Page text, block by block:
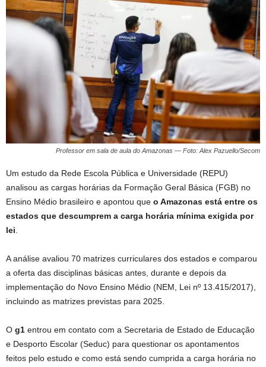
Professor em sala de aula do Amazonas — Foto: Alex Pazuello/Secom
Um estudo da Rede Escola Pública e Universidade (REPU)
analisou as cargas horárias da Formação Geral Básica (FGB) no
Ensino Médio brasileiro e apontou que o Amazonas está entre os
estados que descumprem a carga horária mínima exigida por
lei.
A análise avaliou 70 matrizes curriculares dos estados e comparou
a oferta das disciplinas básicas antes, durante e depois da
implementação do Novo Ensino Médio (NEM, Lei nº 13.415/2017),
incluindo as matrizes previstas para 2025.
O g1 entrou em contato com a Secretaria de Estado de Educação
e Desporto Escolar (Seduc) para questionar os apontamentos
feitos pelo estudo e como está sendo cumprida a carga horária no